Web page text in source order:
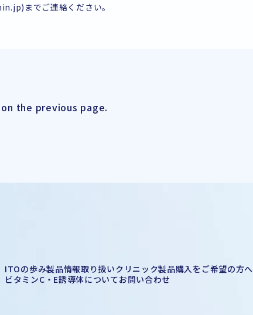
までご連絡ください。
the previous page.
ITOの歩み製品情報取り扱いクリニック製品購入をご希望の方へ
ビタミンC・E誘導体についてお問い合わせ